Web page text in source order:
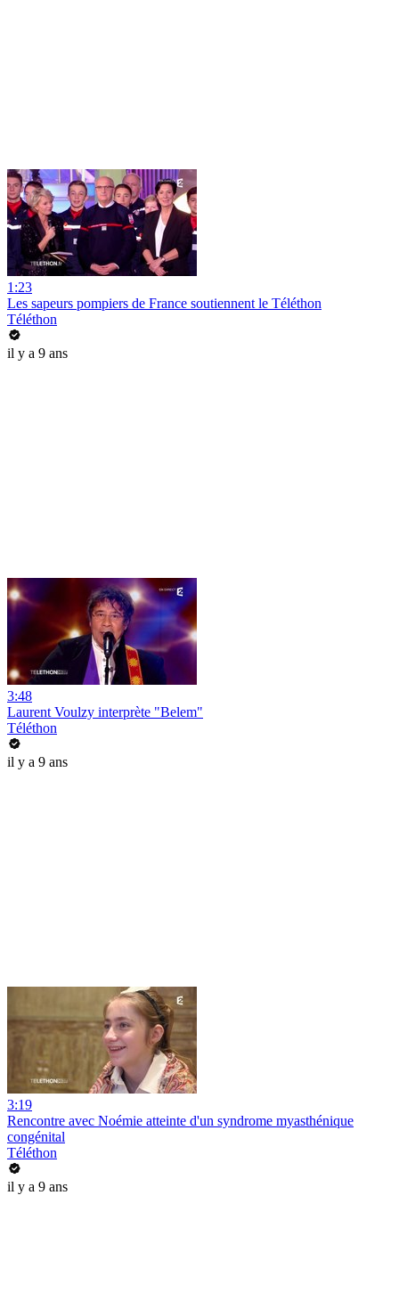
1:23
Les sapeurs pompiers de France soutiennent le Téléthon
Téléthon
il y a 9 ans
3:48
Laurent Voulzy interprète "Belem"
Téléthon
il y a 9 ans
3:19
Rencontre avec Noémie atteinte d'un syndrome myasthénique
congénital
Téléthon
il y a 9 ans